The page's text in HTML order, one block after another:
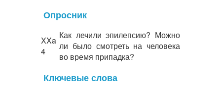
Опросник
XXa
4
Как лечили эпилепсию? Можно
ли было смотреть на человека
во время припадка?
Ключевые слова